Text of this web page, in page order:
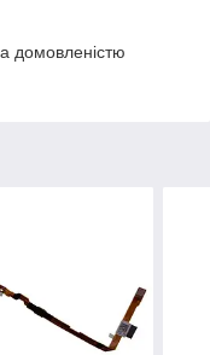
домовленістю